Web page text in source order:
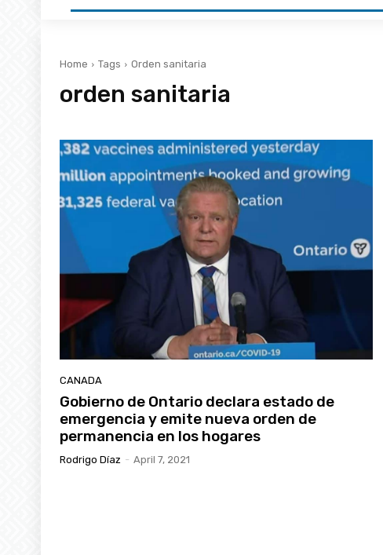
Home Tags Orden sanitaria
orden sanitaria
CANADA
Gobierno de Ontario declara estado de
emergencia y emite nueva orden de
permanencia en los hogares
Rodrigo Díaz - April 7, 2021